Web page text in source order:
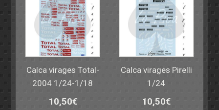
Calca virages Total-
2004 1/24-1/18
10,50€
Calca virages Pirelli
1/24
10,50€